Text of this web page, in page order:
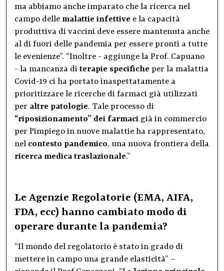
ma abbiamo anche imparato che la ricerca nel
campo delle malattie infettive e la capacità
produttiva di vaccini deve essere mantenuta anche
al di fuori delle pandemia per essere pronti a tutte
le evenienze”. “Inoltre - aggiunge la Prof. Capuano
- la mancanza di terapie specifiche per la malattia
Covid-19 ci ha portato inaspettatamente a
prioritizzare le ricerche di farmaci già utilizzati
per altre patologie. Tale processo di
“riposizionamento” dei farmaci già in commercio
per l'impiego in nuove malattie ha rappresentato,
nel contesto pandemico, una nuova frontiera della
ricerca medica traslazionale.”
Le Agenzie Regolatorie (EMA, AIFA,
FDA, ecc) hanno cambiato modo di
operare durante la pandemia?
“Il mondo del regolatorio è stato in grado di
mettere in campo una grande elasticità” –